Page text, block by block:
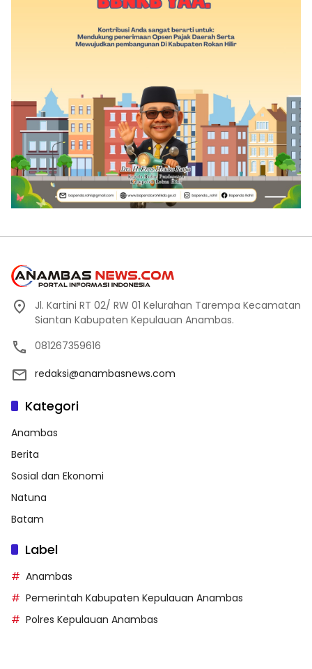
Jl. Kartini RT 02/ RW 01 Kelurahan Tarempa Kecamatan
Siantan Kabupaten Kepulauan Anambas.
081267359616
redaksi@anambasnews.com
Kategori
Anambas
Berita
Sosial dan Ekonomi
Natuna
Batam
Label
Anambas
Pemerintah Kabupaten Kepulauan Anambas
Polres Kepulauan Anambas